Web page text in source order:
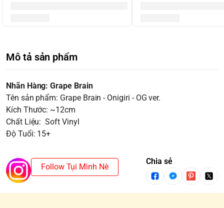
Mô tả sản phẩm
Nhãn Hàng: Grape Brain
Tên sản phẩm: Grape Brain - Onigiri - OG ver.
Kích Thước: ~12cm
Chất Liệu: Soft Vinyl
Độ Tuổi: 15+
Follow Tụi Mình Nè
Chia sẻ